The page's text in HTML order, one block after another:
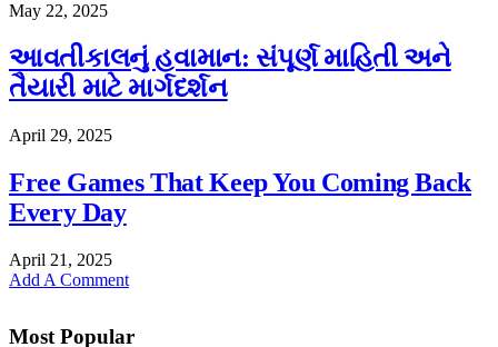
May 22, 2025
આવતીકાલનું હવામાન: સંપૂર્ણ માહિતી અને
તૈયારી માટે માર્ગદર્શન
April 29, 2025
Free Games That Keep You Coming Back
Every Day
April 21, 2025
Add A Comment
Most Popular